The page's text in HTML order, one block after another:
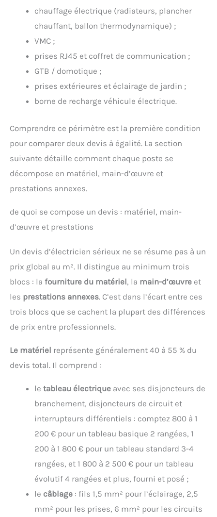
chauffage électrique (radiateurs, plancher
chauffant, ballon thermodynamique) ;
VMC ;
prises RJ45 et coffret de communication ;
GTB / domotique ;
prises extérieures et éclairage de jardin ;
borne de recharge véhicule électrique.
Comprendre ce périmètre est la première condition
pour comparer deux devis à égalité. La section
suivante détaille comment chaque poste se
décompose en matériel, main-d’œuvre et
prestations annexes.
de quoi se compose un devis : matériel, main-
d’œuvre et prestations
Un devis d’électricien sérieux ne se résume pas à un
prix global au m². Il distingue au minimum trois
blocs : la fourniture du matériel, la main-d’œuvre et
les prestations annexes. C’est dans l’écart entre ces
trois blocs que se cachent la plupart des différences
de prix entre professionnels.
Le matériel représente généralement 40 à 55 % du
devis total. Il comprend :
le tableau électrique avec ses disjoncteurs de
branchement, disjoncteurs de circuit et
interrupteurs différentiels : comptez 800 à 1
200 € pour un tableau basique 2 rangées, 1
200 à 1 800 € pour un tableau standard 3-4
rangées, et 1 800 à 2 500 € pour un tableau
évolutif 4 rangées et plus, fourni et posé ;
le câblage : fils 1,5 mm² pour l’éclairage, 2,5
mm² pour les prises, 6 mm² pour les circuits